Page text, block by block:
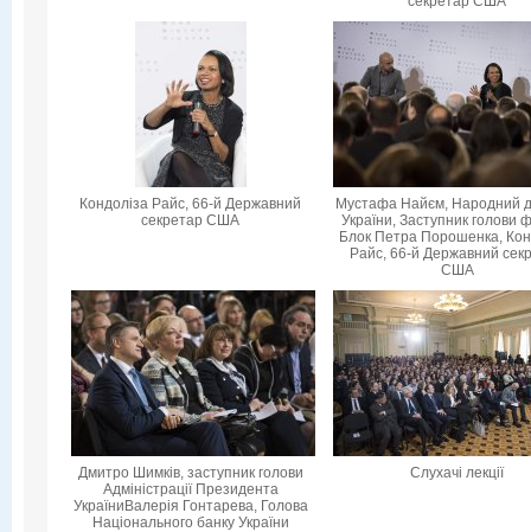
Кондоліза Райс, 66-й Державний
секретар США
Мустафа Найєм, Народний
України, Заступник голови
Блок Петра Порошенка,
Райс, 66-й Державний
США
Дмитро Шимків, заступник голови
Адміністрації Президента
УкраїниВалерія Гонтарева, Голова
Національного банку України
Слухачі лекції